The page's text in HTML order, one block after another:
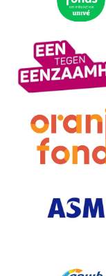
Bezoek partner
Bezoek partner